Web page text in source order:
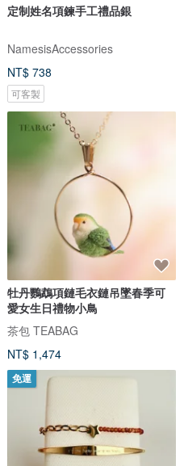
定制姓名項鍊手工禮品銀
NamesisAccessories
NT$ 738
可客製
牡丹鸚鵡項鏈毛衣鏈吊墜春季可
愛女生日禮物小鳥
茶包 TEABAG
NT$ 1,474
免運